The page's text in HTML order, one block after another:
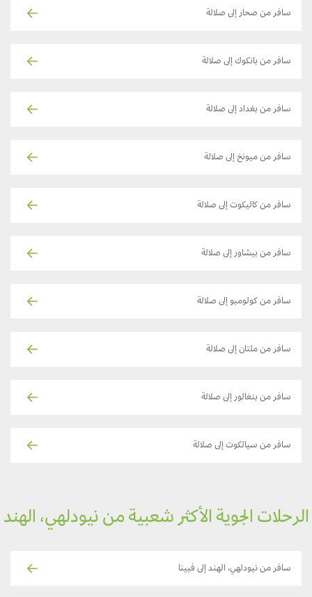
سافر من صحار إلى صلالة
سافر من بانكوك إلى صلالة
سافر من بغداد إلى صلالة
سافر من ميونخ إلى صلالة
سافر من كاليكوت إلى صلالة
سافر من بيشاور إلى صلالة
سافر من كولومبو إلى صلالة
سافر من ملتان إلى صلالة
سافر من بنغالور إلى صلالة
سافر من سيالكوت إلى صلالة
الجوية الأكثر شعبية من نيودلهي، الهند
سافر من نيودلهي، الهند إلى فيينا